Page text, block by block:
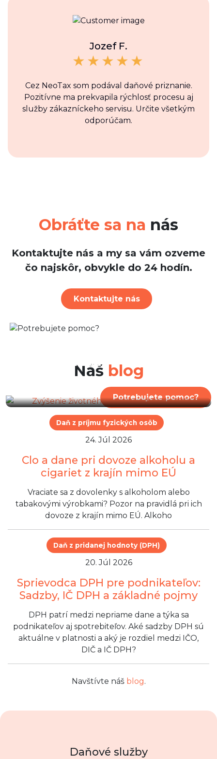
Jozef F.
Cez NeoTax som podával daňové priznanie.
Pozitívne ma prekvapila rýchlosť procesu aj
služby zákazníckeho servisu. Určite všetkým
odporúčam.
Obráťte sa na nás
Kontaktujte nás a my sa vám ozveme
čo najskôr, obvykle do 24 hodín.
Kontaktujte nás
Potrebujete pomoc?
Náš blog
29. Júl 2026
od 1. júla 2026
Daň z príjmu fyzických osôb
24. Júl 2026
Clo a dane pri dovoze alkoholu a
cigariet z krajín mimo EÚ
Vraciate sa z dovolenky s alkoholom alebo
tabakovými výrobkami? Pozor na pravidlá pri ich
dovoze z krajín mimo EÚ. Alkoho
Daň z pridanej hodnoty (DPH)
20. Júl 2026
Sprievodca DPH pre podnikateľov:
Sadzby, IČ DPH a základné pojmy
DPH patrí medzi nepriame dane a týka sa
podnikateľov aj spotrebiteľov. Aké sadzby DPH sú
aktuálne v platnosti a aký je rozdiel medzi IČO,
DIČ a IČ DPH?
Navštívte náš blog.
Daňové služby